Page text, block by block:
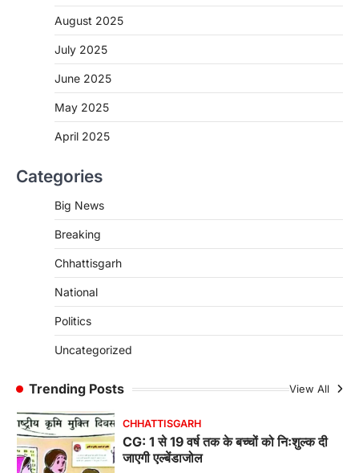
August 2025
July 2025
June 2025
May 2025
April 2025
Categories
Big News
Breaking
Chhattisgarh
National
Politics
Uncategorized
Trending Posts View All
CHHATTISGARH
जशपुर जिले की 5 माह की मासूम…
CG: छिपली की दीदियों का कमाल, बकरी
बनाने की दिशा में जिले के नगरी…
CHHATTISGARH
CG: 1 से 19 वर्ष तक के बच्चों को निःशुल्क दी
जाएगी एल्बेंडाजोल